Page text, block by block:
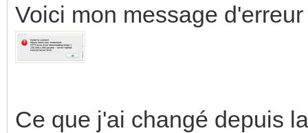
Voici mon message d'erreur
Ce que j'ai changé depuis